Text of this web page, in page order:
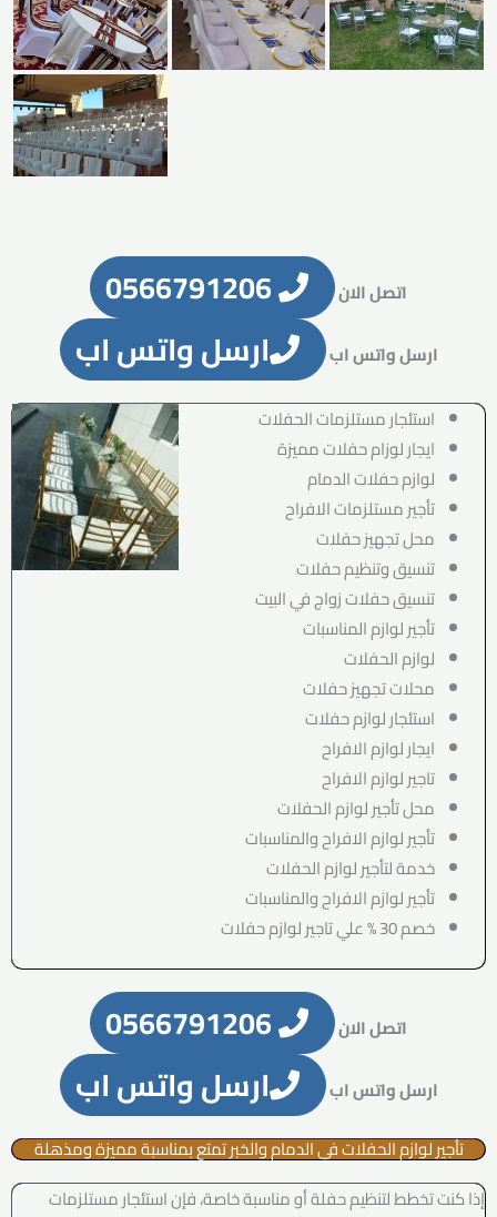
اتصل الان
ارسل واتس اب ارسل واتس اب
استئجار مستلزمات الحفلات
ايجار لوزام حفلات مميزة
لوازم حفلات الدمام
تأجير مستلزمات الافراح
محل تجهيز حفلات
تنسيق وتنظيم حفلات
تنسيق حفلات زواج في البيت
تأجير لوازم المناسبات
لوازم الحفلات
محلات تجهيز حفلات
استئجار لوازم حفلات
ايجار لوازم الافراح
تاجير لوازم الافراح
محل تأجير لوازم الحفلات
تأجير لوازم الافراح والمناسبات
خدمة لتأجير لوازم الحفلات
تأجير لوازم الافراح والمناسبات
خصم 30 % علي تاجير لوازم حفلات
اتصل الان
ارسل واتس اب ارسل واتس اب
تأجير لوازم الحفلات في الدمام والخبر تمتع بمناسبة مميزة ومذهلة
إذا كنت تخطط لتنظيم حفلة أو مناسبة خاصة، فإن استئجار مستلزمات